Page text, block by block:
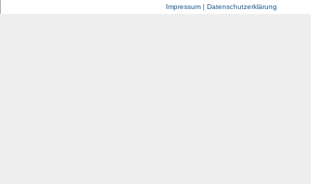
Impressum| Datenschutzerklärung